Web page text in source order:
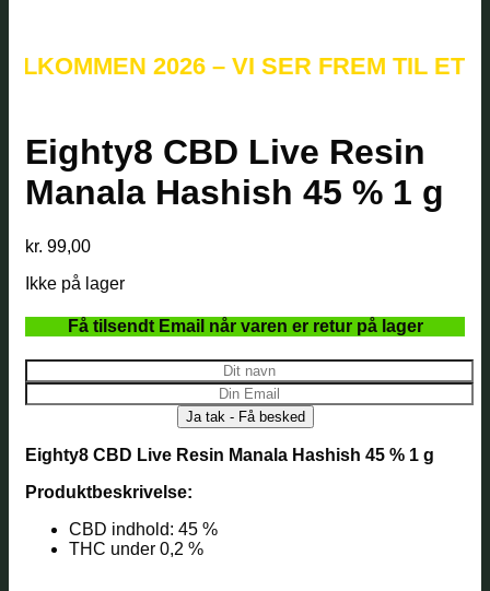
2026 – VI SER FREM TIL ET NYT
Eighty8 CBD Live Resin
Manala Hashish 45 % 1 g
kr. 99,00
Ikke på lager
Få tilsendt Email når varen er retur på lager
Eighty8 CBD Live Resin Manala Hashish 45 % 1 g
Produktbeskrivelse:
CBD indhold: 45 %
THC under 0,2 %